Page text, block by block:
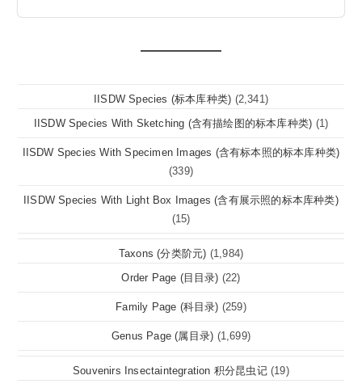
IISDW Species (标本库种类) (2,341)
IISDW Species With Sketching (含有描绘图的标本库种类) (1)
IISDW Species With Specimen Images (含有标本照的标本库种类)
(339)
IISDW Species With Light Box Images (含有展示照的标本库种类)
(15)
Taxons (分类阶元) (1,984)
Order Page (目目录) (22)
Family Page (科目录) (259)
Genus Page (属目录) (1,699)
Souvenirs Insectaintegration 积分昆虫记 (19)